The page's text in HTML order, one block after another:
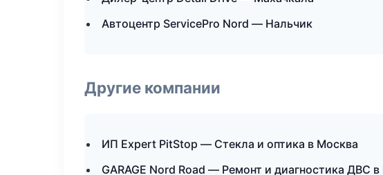
Автоцентр ServicePro Nord — Нальчик
Другие компании
ИП Expert PitStop — Стекла и оптика в Москва
GARAGE Nord Road — Ремонт и диагностика ДВС